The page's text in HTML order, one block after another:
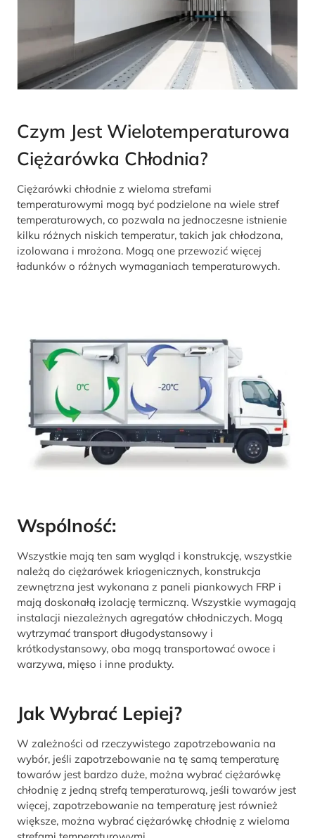
Czym Jest Wielotemperaturowa
Ciężarówka Chłodnia?
Ciężarówki chłodnie z wieloma strefami
temperaturowymi mogą być podzielone na wiele stref
temperaturowych, co pozwala na jednoczesne istnienie
kilku różnych niskich temperatur, takich jak chłodzona,
izolowana i mrożona. Mogą one przewozić więcej
ładunków o różnych wymaganiach temperaturowych.
Wspólność:
Wszystkie mają ten sam wygląd i konstrukcję, wszystkie
należą do ciężarówek kriogenicznych, konstrukcja
zewnętrzna jest wykonana z paneli piankowych FRP i
mają doskonałą izolację termiczną. Wszystkie wymagają
instalacji niezależnych agregatów chłodniczych. Mogą
wytrzymać transport długodystansowy i
krótkodystansowy, oba mogą transportować owoce i
warzywa, mięso i inne produkty.
Jak Wybrać Lepiej?
W zależności od rzeczywistego zapotrzebowania na
wybór, jeśli zapotrzebowanie na tę samą temperaturę
towarów jest bardzo duże, można wybrać ciężarówkę
chłodnię z jedną strefą temperaturową, jeśli towarów jest
więcej, zapotrzebowanie na temperaturę jest również
większe, można wybrać ciężarówkę chłodnię z wieloma